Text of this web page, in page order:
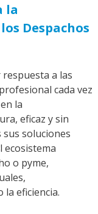
la
Despachos
a las
cada vez
la
eficaz y sin
soluciones
ecosistema
o pyme,
eficiencia.